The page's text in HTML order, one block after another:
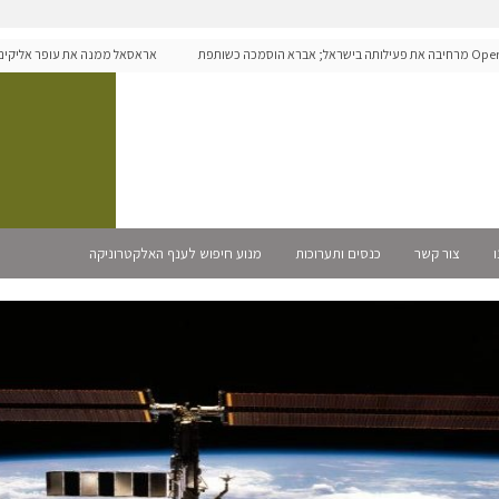
OpenAI מרחיבה את פעילותה בישראל; אברא הוסמכה כשותפת
אראסאל ממנה את עופר אליקים
צור קשר כנסים ותערוכות מנוע חיפוש לענף האלקטרוניקה